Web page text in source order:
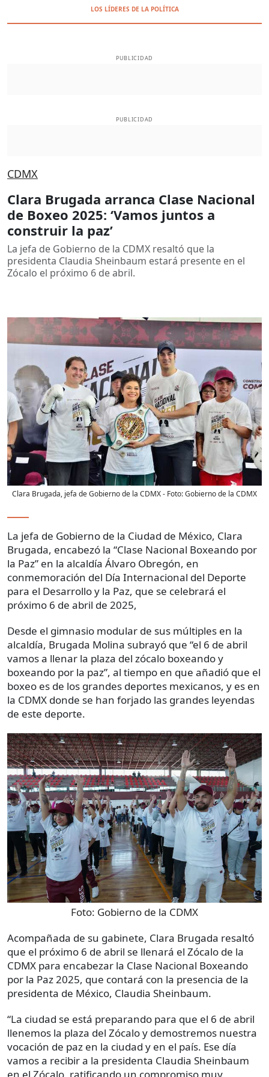
LOS LÍDERES DE LA POLÍTICA
PUBLICIDAD
PUBLICIDAD
CDMX
Clara Brugada arranca Clase Nacional
de Boxeo 2025: ‘Vamos juntos a
construir la paz’
La jefa de Gobierno de la CDMX resaltó que la
presidenta Claudia Sheinbaum estará presente en el
Zócalo el próximo 6 de abril.
Clara Brugada, jefa de Gobierno de la CDMX- Foto:Gobierno de la CDMX
La jefa de Gobierno de la Ciudad de México, Clara
Brugada, encabezó la “Clase Nacional Boxeando por
la Paz” en la alcaldía Álvaro Obregón, en
conmemoración del Día Internacional del Deporte
para el Desarrollo y la Paz, que se celebrará el
próximo 6 de abril de 2025,
Desde el gimnasio modular de sus múltiples en la
alcaldía, Brugada Molina subrayó que “el 6 de abril
vamos a llenar la plaza del zócalo boxeando y
boxeando por la paz”, al tiempo en que añadió que el
boxeo es de los grandes deportes mexicanos, y es en
la CDMX donde se han forjado las grandes leyendas
de este deporte.
Foto: Gobierno de la CDMX
Acompañada de su gabinete, Clara Brugada resaltó
que el próximo 6 de abril se llenará el Zócalo de la
CDMX para encabezar la Clase Nacional Boxeando
por la Paz 2025, que contará con la presencia de la
presidenta de México, Claudia Sheinbaum.
“La ciudad se está preparando para que el 6 de abril
llenemos la plaza del Zócalo y demostremos nuestra
vocación de paz en la ciudad y en el país. Ese día
vamos a recibir a la presidenta Claudia Sheinbaum